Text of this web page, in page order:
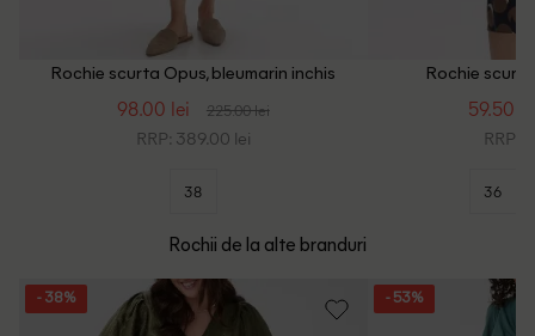
Rochie scurta Opus, bleumarin inchis
98.00 lei 225.00 lei
RRP: 389.00 lei
38
Rochie
59.50
RRP:
36
Rochii de la alte branduri
- 38% - 53%